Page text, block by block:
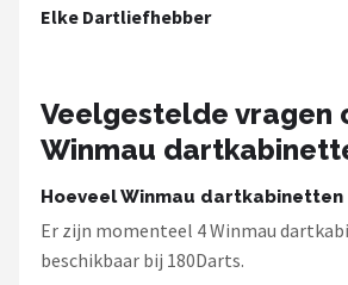
Elke Dartliefhebber
Veelgestelde vragen
Winmau
Hoeveel Winmau dartkabinetten
Er zijn momenteel 4 Winmau
beschikbaar bij 180Darts.